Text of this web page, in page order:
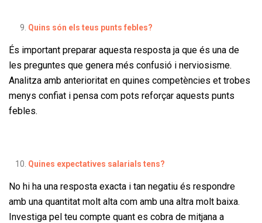
Quins són els teus punts febles?
És important preparar aquesta resposta ja que és una de
les preguntes que genera més confusió i nerviosisme.
Analitza amb anterioritat en quines competències et trobes
menys confiat i pensa com pots reforçar aquests punts
febles.
Quines expectatives salarials tens?
No hi ha una resposta exacta i tan negatiu és respondre
amb una quantitat molt alta com amb una altra molt baixa.
Investiga pel teu compte quant es cobra de mitjana a